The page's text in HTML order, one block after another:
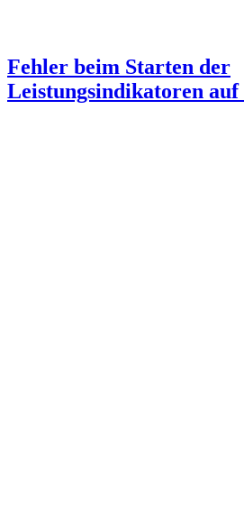
Fehler beim Starten der
Leistungsindikatoren auf